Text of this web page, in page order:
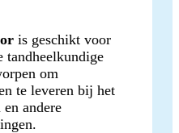
is geschikt voor
tandheelkundige
om
te leveren bij het
andere